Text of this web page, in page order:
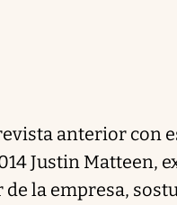
anterior con
Justin Matteen,
la empresa,